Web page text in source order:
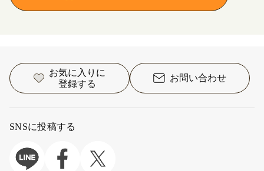
お気に入りに
登録する
お問い合わせ
SNSに投稿する